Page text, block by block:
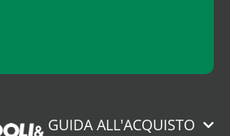
GUIDA ALL'ACQUISTO